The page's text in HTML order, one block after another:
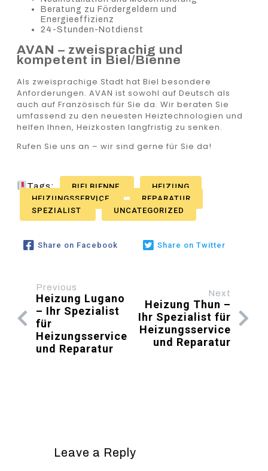
Beratung zu Fördergeldern und
Energieeffizienz
24-Stunden-Notdienst
AVAN – zweisprachig und
kompetent in Biel/Bienne
Als zweisprachige Stadt hat Biel besondere
Anforderungen. AVAN ist sowohl auf Deutsch als
auch auf Französisch für Sie da. Wir beraten Sie
umfassend zu den neuesten Heiztechnologien und
helfen Ihnen, Heizkosten langfristig zu senken.
Rufen Sie uns an – wir sind gerne für Sie da!
Tags: BIELBIENNE
HEIZUNG
HEIZUNGSSERVICE
REPARATUR
SPEZIALIST
UNCATEGORIZED
Share on Facebook Share on Twitter
Previous
Heizung Lugano
– Ihr Spezialist
für
Heizungsservice
und Reparatur
Next
Heizung Thun –
Ihr Spezialist für
Heizungsservice
und Reparatur
Leave a Reply